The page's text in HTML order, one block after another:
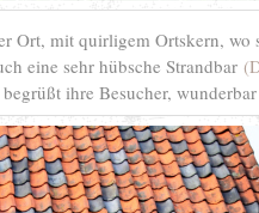
Ort, mit quirligem Ortskern, wo
eine sehr hübsche Strandbar
begrüßt ihre Besucher,